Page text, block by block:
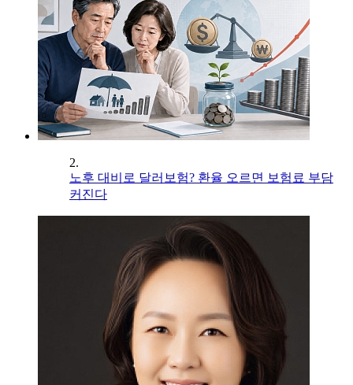
2.
노후 대비로 달러보험? 환율 오르면 보험료 부담
커진다